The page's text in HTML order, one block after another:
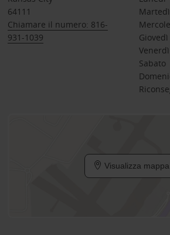
64111
Chiamare il numero: 816-
931-1039
Martedì
Giovedì
Venerdì
Sabato
Visualizza mappa